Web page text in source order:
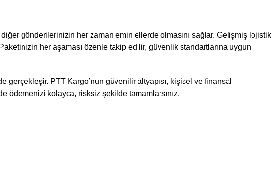
diğer gönderilerinizin her zaman emin ellerde olmasını sağlar. Gelişmiş lojistik
her aşaması özenle takip edilir, güvenlik standartlarına uygun
gerçekleşir. PTT Kargo’nun güvenilir altyapısı, kişisel ve finansal
ödemenizi kolayca, risksiz şekilde tamamlarsınız.